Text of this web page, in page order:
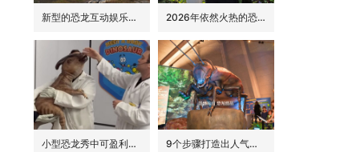
新型的恐龙互动娱乐设备/设施: 激光枪射击启动恐龙 2026年依然火热的恐龙手偶道具
小型恐龙秀中可盈利的7种模式 9个步骤打造出人气旺的巨型昆虫世界展